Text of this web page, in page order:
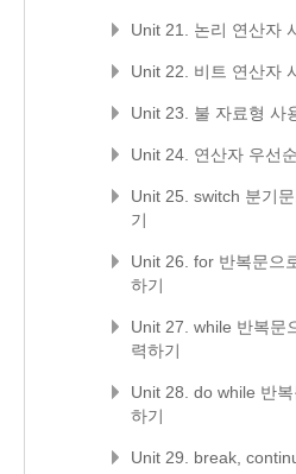
Unit 21. 논리 연산자
Unit 22. 비트 연산자
Unit 23. 불 자료형 사
Unit 24. 연산자 우선
Unit 25. switch 분기
기
Unit 26. for 반복문으
하기
Unit 27. while 반복문
력하기
Unit 28. do while 반
하기
Unit 29. break,